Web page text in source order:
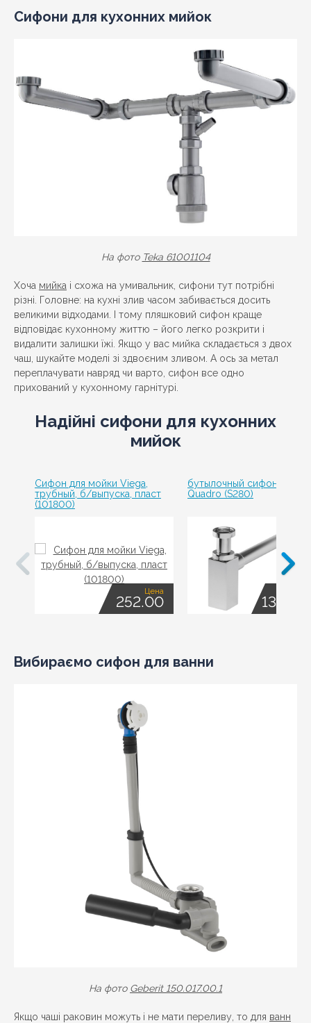
Сифони для кухонних мийок
На фото Teka 61001104
Хоча мийка і схожа на умивальник, сифони тут потрібні
різні. Головне: на кухні злив часом забивається досить
великими відходами. І тому пляшковий сифон краще
відповідає кухонному життю – його легко розкрити і
видалити залишки їжі. Якщо у вас мийка складається з двох
чаш, шукайте моделі зі здвоєним зливом. А ось за метал
переплачувати навряд чи варто, сифон все одно
прихований у кухонному гарнітурі.
Надійні сифони для кухонних
мийок
Сифон для мойки Viega,
трубный, б/выпуска, пласт
(101800)
Цена
252.00
бутылочный сифон Ferro
Quadro (S280)
Вибираємо сифон для ванни
На фото Geberit 150.017.00.1
Якщо чаші раковин можуть і не мати переливу, то для ванн